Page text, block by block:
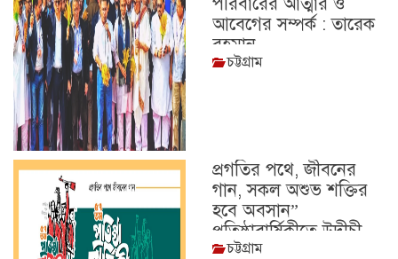
আবেগের সম্পর্ক : তারেক
রহমান
চট্টগ্রাম
প্রগতির পথে, জীবনের
গান, সকল অশুভ শক্তির
হবে অবসান”
প্রতিষ্ঠাবার্ষিকীতে উদীচী
চট্টগ্রাম